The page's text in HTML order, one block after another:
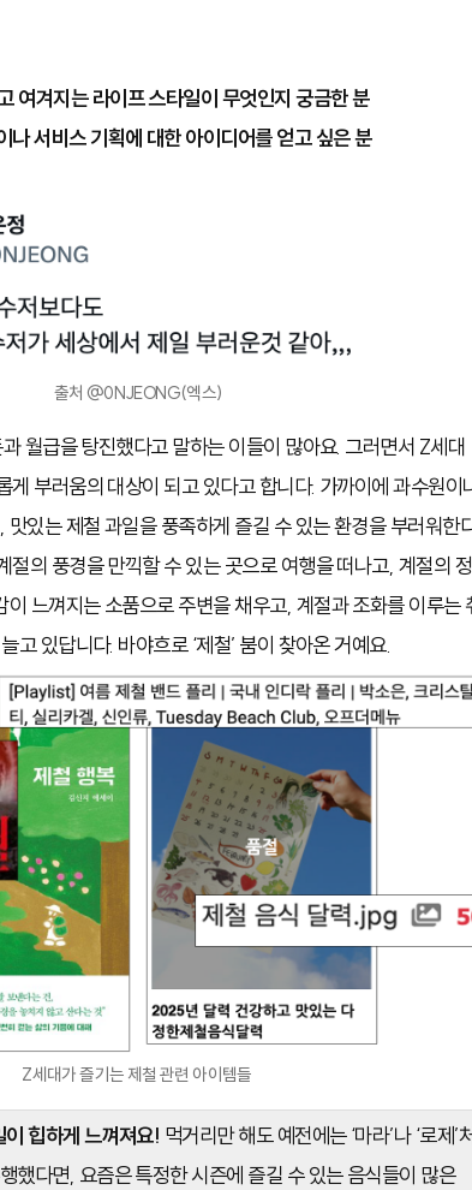
여겨지는 라이프 스타일이 무엇인지 궁금한 분
나 서비스 기획에 대한 아이디어를 얻고 싶은 분
출처 @0NJEONG(엑스)
과 월급을 탕진했다고 말하는 이들이 많아요. 그러면서 Z세대
게 부러움의 대상이 되고 있다고 합니다. 가까이에 과수원이
맛있는 제철 과일을 풍족하게 즐길 수 있는 환경을 부러워한
절의 풍경을 만끽할 수 있는 곳으로 여행을 떠나고, 계절의
느껴지는 소품으로 주변을 채우고, 계절과 조화를 이루는
있답니다. 바야흐로 ‘제철’ 붐이 찾아온 거예요.
Z세대가 즐기는 제철 관련 아이템들
이 힙하게 느껴져요! 먹거리만 해도 예전에는 ‘마라’나 ‘로제’
했다면, 요즘은 특정한 시즌에 즐길 수 있는 음식들이 많은